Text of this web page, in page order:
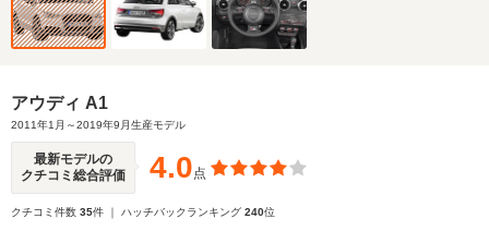
アウディ A1
2011年1月～2019年9月生産モデル
最新モデルの
クチコミ総合評価
4.0点
クチコミ件数 35件 ｜ ハッチバックランキング 240位